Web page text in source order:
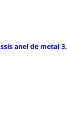
anel de metal